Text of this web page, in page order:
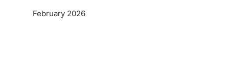
February 2026